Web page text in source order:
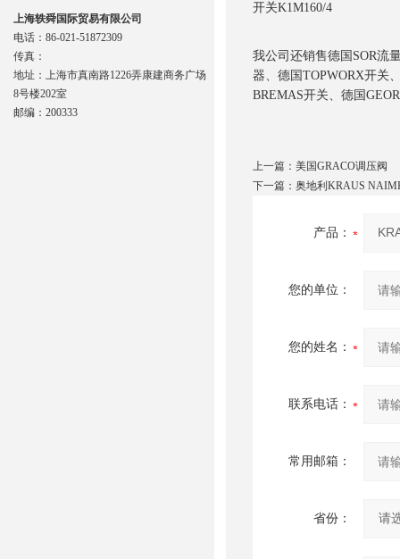
开关K1M160/4
我公司还销售德国SOR流
器、德国TOPWORX开关
BREMAS开关、德国
上一篇： 美国GRACO调压阀
下一篇： 奥地利KRAUS
产品：
您的单位：
您的姓名：
联系电话：
常用邮箱：
省份：
上海轶舜国际贸易有限公司
电话：86-021-51872309
传真：
地址：上海市真南路1226弄康建商务广场
8号楼202室
邮编：200333